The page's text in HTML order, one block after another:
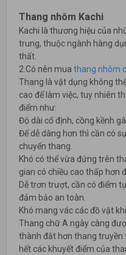
Thang nhôm Kachi
Kachi là thương hiệu của
trung, thuộc ngành hàng
thất.
2.Có nên mua thang nhôm
Thang là vật dụng không
cao để làm việc, tuy nhiên
điểm như:
Độ dài cố định, cồng kềnh
Để dễ dàng hơn thì cần có
chuyển thang.
Khó có thể vừa đứng trên
gian có chiều cao thấp hơn
Dễ trơn trượt, cần có điểm
đảm bảo an toàn.
Khó mang vác các đồ vật
Thang chữ A ngày càng
thành đắt hơn thang truyền
hết các khuyết điểm của